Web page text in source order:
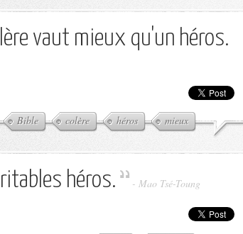
vaut mieux qu'un héros.
Bible colère héros mieux
héros. - Mao Tsé-Toung